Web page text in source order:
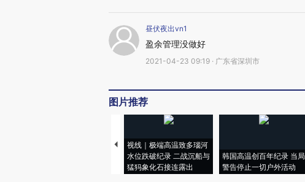
昼伏夜出vn1
盈余管理没做好
2021-04-23 09:19 · 广东省深圳市
图片推荐
视线｜极端高温致多瑙河
水位跌破纪录 二战沉船与
猛犸象化石接连露出
韩国高温创百年纪录 当局
警告停止一切户外活动